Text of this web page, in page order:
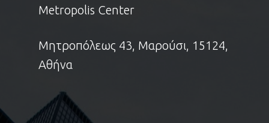
Metropolis Center
Μητροπόλεως 43, Μαρούσι, 15124,
Αθήνα